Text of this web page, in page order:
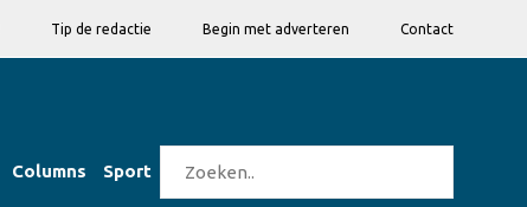
Tip de redactie Begin met adverteren Contact
Columns Sport